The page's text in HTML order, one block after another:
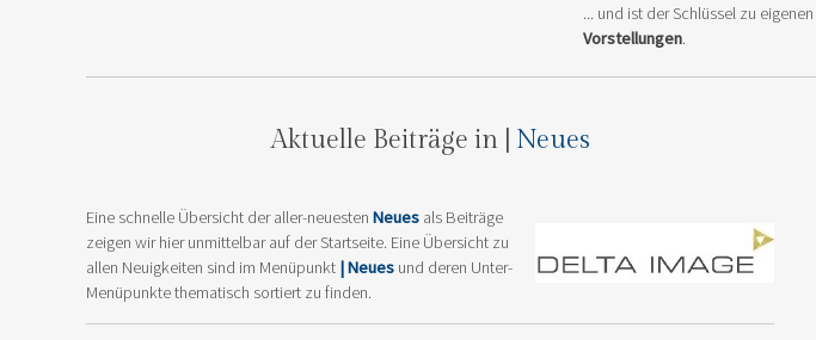
... und ist der Schlüssel zu eigenen
Vorstellungen.
Aktuelle Beiträge in | Neues
Eine schnelle Übersicht der aller-neuesten Neues als Beiträge
zeigen wir hier unmittelbar auf der Startseite. Eine Übersicht zu
allen Neuigkeiten sind im Menüpunkt | Neues und deren Unter-
Menüpunkte thematisch sortiert zu finden.